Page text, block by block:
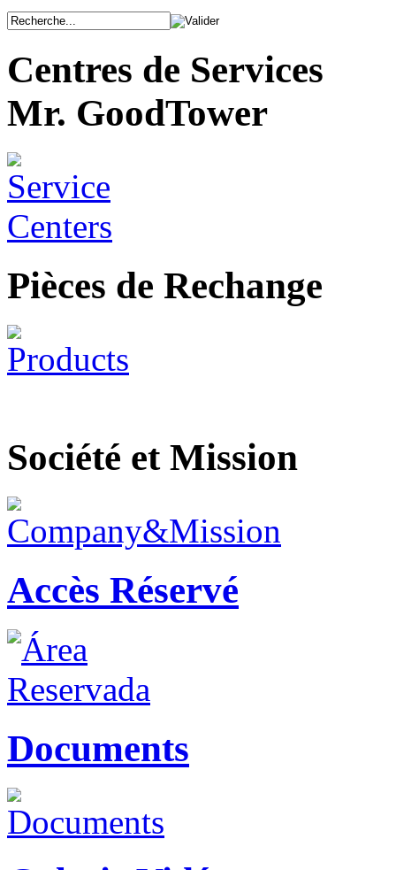
Centres de Services
Mr. GoodTower
Pièces de Rechange
Société et Mission
Accès Réservé
Documents